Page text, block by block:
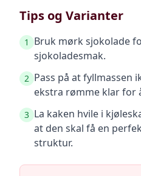
Tips og Varianter
1
Bruk mørk sjokolade
sjokoladesmak.
2 Pass på at fyllmassen
ekstra rømme klar for
3 La kaken hvile i
at den skal få en
struktur.